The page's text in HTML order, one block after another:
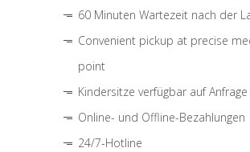
60 Minuten Wartezeit nach der
Convenient pickup at precise
point
Kindersitze verfügbar auf Anfrage
Online- und Offline-Bezahlungen
24/7-Hotline